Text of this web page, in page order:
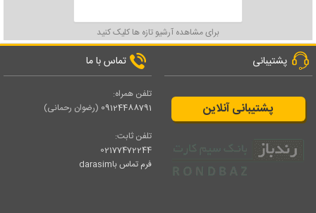
برای مشاهده آرشیو تازه ها کلیک کنید
پشتیبانی
پشتیبانی آنلاین
تماس با ما
تلفن همراه:
09124488791 (رضوان رحمانی)
تلفن ثابت:
02177472244
فرم تماس باdarasim